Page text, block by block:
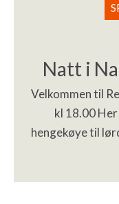
Natt i
Velkommen til
kl 18.00
hengekøye til